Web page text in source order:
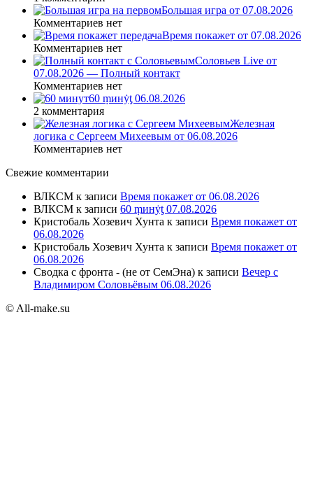
Большая игра от 07.08.2026
Комментариев нет
Время покажет от 07.08.2026
Комментариев нет
Соловьев Live от
07.08.2026 — Полный контакт
Комментариев нет
60 ṃинẏƫ 06.08.2026
2 комментария
Железная
логика с Сергеем Михеевым от 06.08.2026
Комментариев нет
Свежие комментарии
ВЛКСМ к записи Время покажет от 06.08.2026
ВЛКСМ к записи 60 ṃинẏƫ 07.08.2026
Кристобаль Хозевич Хунта к записи Время покажет от
06.08.2026
Кристобаль Хозевич Хунта к записи Время покажет от
06.08.2026
Сводка с фронта - (не от СемЭна) к записи Вечер с
Владимиром Соловьёвым 06.08.2026
© All-make.su